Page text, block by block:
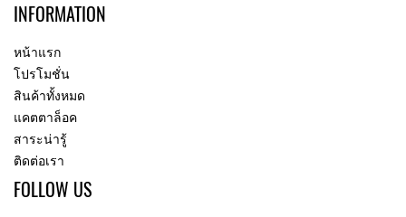
INFORMATION
หน้าแรก
โปรโมชั่น
สินค้าทั้งหมด
แคตตาล็อค
สาระน่ารู้
ติดต่อเรา
FOLLOW US